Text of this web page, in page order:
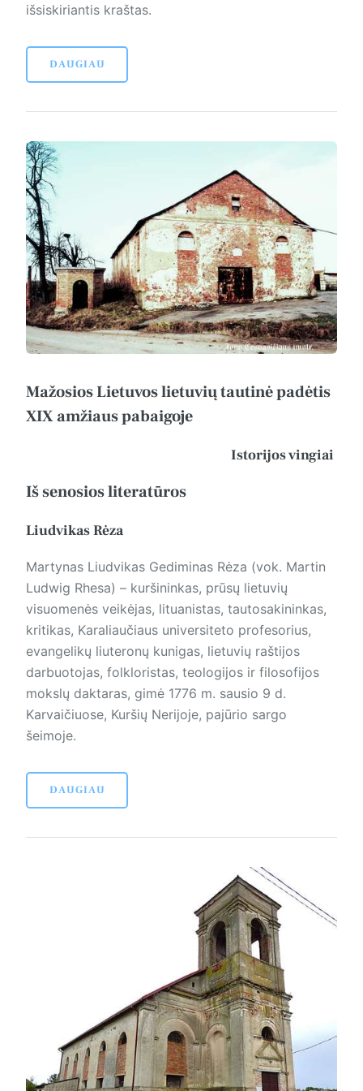
išsiskiriantis kraštas.
DAUGIAU
Mažosios Lietuvos lietuvių tautinė padėtis
XIX amžiaus pabaigoje
Istorijos vingiai
Iš senosios literatūros
Liudvikas Rėza
Martynas Liudvikas Gediminas Rėza (vok. Martin
Ludwig Rhesa) – kuršininkas, prūsų lietuvių
visuomenės veikėjas, lituanistas, tautosakininkas,
kritikas, Karaliaučiaus universiteto profesorius,
evangelikų liuteronų kunigas, lietuvių raštijos
darbuotojas, folkloristas, teologijos ir filosofijos
mokslų daktaras, gimė 1776 m. sausio 9 d.
Karvaičiuose, Kuršių Nerijoje, pajūrio sargo
šeimoje.
DAUGIAU